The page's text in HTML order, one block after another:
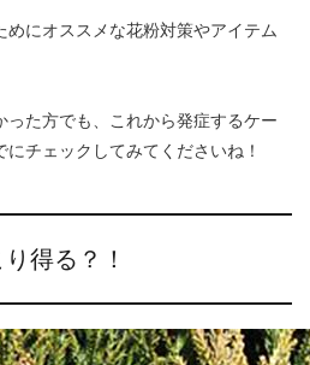
にオススメな花粉対策やアイテム
た方でも、これから発症するケー
チェックしてみてくださいね！
得る？！